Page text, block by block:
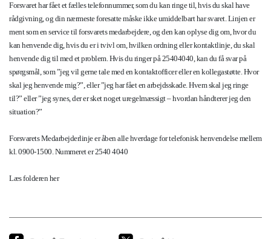
Forsvaret har fået et fælles telefonnummer, som du kan ringe til, hvis du skal have
rådgivning, og din nærmeste foresatte måske ikke umiddelbart har svaret. Linjen er
ment som en service til forsvarets medarbejdere, og den kan oplyse dig om, hvor du
kan henvende dig, hvis du er i tvivl om, hvilken ordning eller kontaktlinje, du skal
henvende dig til med et problem. Hvis du ringer på 25404040, kan du få svar på
spørgsmål, som ”jeg vil gerne tale med en kontaktofficer eller en kollegastøtte. Hvor
skal jeg henvende mig?”, eller ”jeg har fået en arbejdsskade. Hvem skal jeg ringe
til?” eller ”jeg synes, der er sket noget uregelmæssigt – hvordan håndterer jeg den
situation?”
Forsvarets Medarbejderlinje er åben alle hverdage for telefonisk henvendelse mellem
kl. 0900-1500. Nummeret er 2540 4040
Læs folderen her